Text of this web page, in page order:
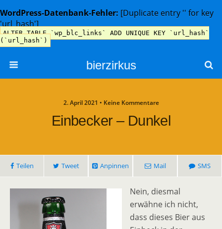
WordPress-Datenbank-Fehler: [Duplicate entry '' for key
'url_hash']
ALTER TABLE `wp_blc_links` ADD UNIQUE KEY `url_hash`
(`url_hash`)
bierzirkus
2. April 2021 • Keine Kommentare
Einbecker – Dunkel
Teilen Tweet Anpinnen Mail SMS
Nein, diesmal
erwähne ich nicht,
dass dieses Bier aus